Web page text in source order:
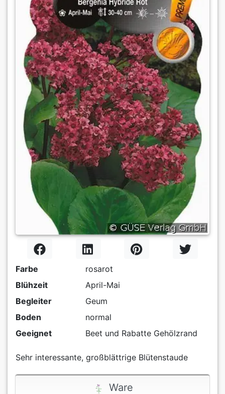
Farbe
rosarot
Blühzeit
April-Mai
Begleiter
Geum
Boden
normal
Geeignet
Beet und Rabatte Gehölzrand
Sehr interessante, großblättrige Blütenstaude
Ware